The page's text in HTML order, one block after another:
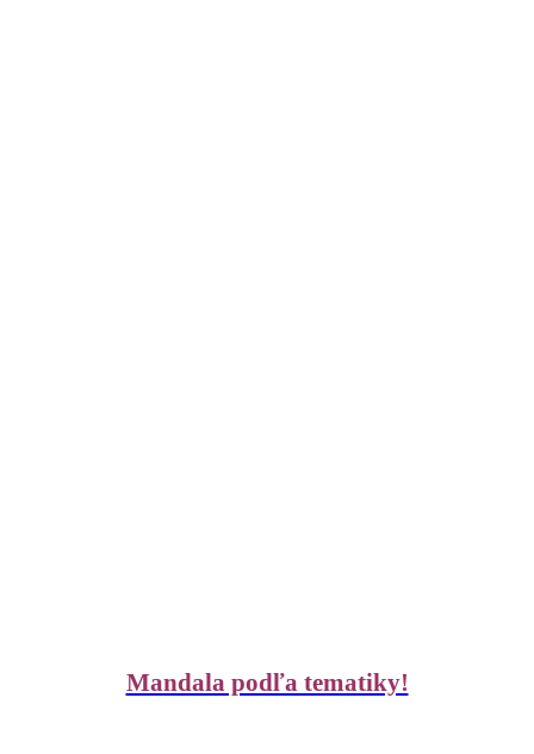
Mandala podľa tematiky!